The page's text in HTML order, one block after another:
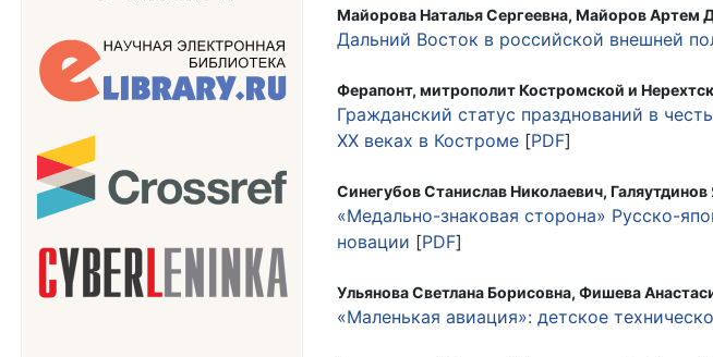
Майорова Наталья Сергеевна, Майоров Артем
Дальний Восток в российской внешней
Ферапонт, митрополит Костромской и
Гражданский статус празднований в
XX веках в Костроме [PDF]
Синегубов Станислав Николаевич,
«Медально-знаковая сторона» Русско-
новации [PDF]
Ульянова Светлана Борисовна, Фишева
«Маленькая авиация»: детское